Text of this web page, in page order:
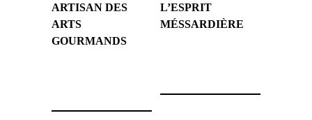
ARTISAN DES
ARTS
GOURMANDS
L’ESPRIT
MÉSSARDIÈRE